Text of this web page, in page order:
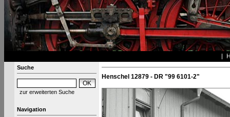
Suche
zur erweiterten Suche
Navigation
Henschel 12879 - DR "99 6101-2"